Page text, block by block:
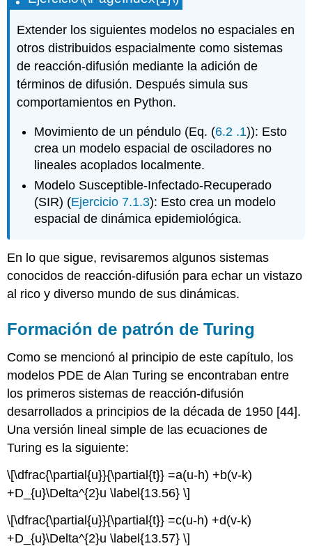
Extender los siguientes modelos no espaciales en
otros distribuidos espacialmente como sistemas
de reacción-difusión mediante la adición de
términos de difusión. Después simula sus
comportamientos en Python.
Movimiento de un péndulo (Eq. (6.2 .1)): Esto
crea un modelo espacial de osciladores no
lineales acoplados localmente.
Modelo Susceptible-Infectado-Recuperado
(SIR) (Ejercicio 7.1.3): Esto crea un modelo
espacial de dinámica epidemiológica.
En lo que sigue, revisaremos algunos sistemas
conocidos de reacción-difusión para echar un vistazo
al rico y diverso mundo de sus dinámicas.
Formación de patrón de Turing
Como se mencionó al principio de este capítulo, los
modelos PDE de Alan Turing se encontraban entre
los primeros sistemas de reacción-difusión
desarrollados a principios de la década de 1950 [44].
Una versión lineal simple de las ecuaciones de
Turing es la siguiente:
\[\dfrac{\partial{u}}{\partial{t}} =a(u-h) +b(v-k)
+D_{u}\Delta^{2}u \label{13.56} \]
\[\dfrac{\partial{u}}{\partial{t}} =c(u-h) +d(v-k)
+D_{u}\Delta^{2}u \label{13.57} \]